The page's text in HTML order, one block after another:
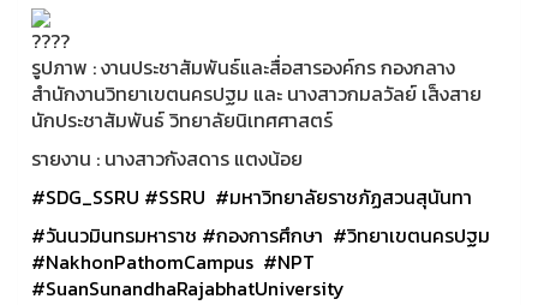
รูปภาพ : งานประชาสัมพันธ์และสื่อสารองค์กร กองกลาง
สำนักงานวิทยาเขตนครปฐม และ นางสาวกมลวัลย์ เส็งสาย
นักประชาสัมพันธ์ วิทยาลัยนิเทศศาสตร์
รายงาน : นางสาวกังสดาร แตงน้อย
#SDG_SSRU #SSRU #มหาวิทยาลัยราชภัฏสวนสุนันทา
#วันนวมินทรมหาราช #กองการศึกษา #วิทยาเขตนครปฐม
#NakhonPathomCampus #NPT
#SuanSunandhaRajabhatUniversity